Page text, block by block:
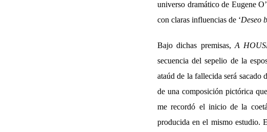
universo dramático de Eugene
con claras influencias de ‘Deseo
Bajo dichas premisas, A
secuencia del sepelio de la
ataúd de la fallecida será sacado
de una composición pictórica
me recordó el inicio de la
producida en el mismo estudio.